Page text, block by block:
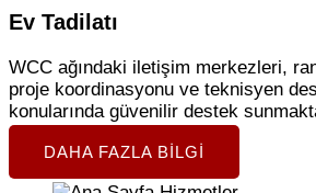
Ev Tadilatı
WCC ağındaki iletişim merkezleri,
proje koordinasyonu ve teknisyen
konularında güvenilir destek
DAHA FAZLA BILGI